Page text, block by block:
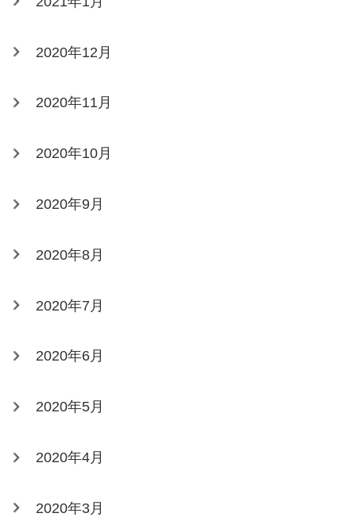
2020年12月
2020年11月
2020年10月
2020年9月
2020年8月
2020年7月
2020年6月
2020年5月
2020年4月
2020年3月